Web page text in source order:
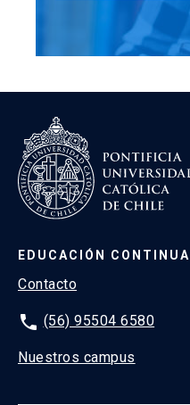
EDUCACIÓN CONTINUA
Contacto
phone (56) 95504 6580
Nuestros campus